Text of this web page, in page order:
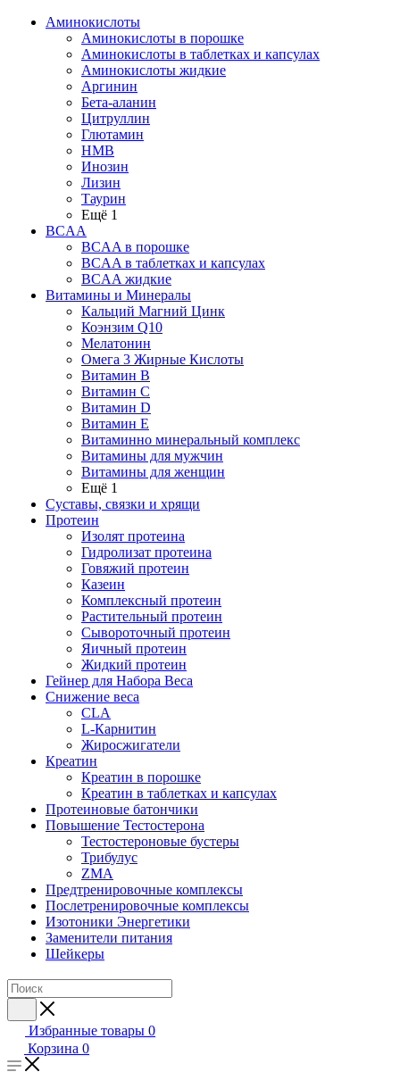
Аминокислоты
Аминокислоты в порошке
Аминокислоты в таблетках и капсулах
Аминокислоты жидкие
Аргинин
Бета-аланин
Цитруллин
Глютамин
HMB
Инозин
Лизин
Таурин
Ещё 1
BCAA
BCAA в порошке
BCAA в таблетках и капсулах
BCAA жидкие
Витамины и Минералы
Кальций Магний Цинк
Коэнзим Q10
Мелатонин
Омега 3 Жирные Кислоты
Витамин B
Витамин C
Витамин D
Витамин E
Витаминно минеральный комплекс
Витамины для мужчин
Витамины для женщин
Ещё 1
Суставы, связки и хрящи
Протеин
Изолят протеина
Гидролизат протеина
Говяжий протеин
Казеин
Комплексный протеин
Растительный протеин
Сывороточный протеин
Яичный протеин
Жидкий протеин
Гейнер для Набора Веса
Снижение веса
CLA
L-Карнитин
Жиросжигатели
Креатин
Креатин в порошке
Креатин в таблетках и капсулах
Протеиновые батончики
Повышение Тестостерона
Тестостероновые бустеры
Трибулус
ZMA
Предтренировочные комплексы
Послетренировочные комплексы
Изотоники Энергетики
Заменители питания
Шейкеры
Избранные товары 0
Корзина 0